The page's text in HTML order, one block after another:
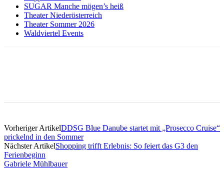
SUGAR Manche mögen’s heiß
Theater Niederösterreich
Theater Sommer 2026
Waldviertel Events
Vorheriger ArtikelDDSG Blue Danube startet mit „Prosecco Cruise“
prickelnd in den Sommer
Nächster ArtikelShopping trifft Erlebnis: So feiert das G3 den
Ferienbeginn
Gabriele Mühlbauer